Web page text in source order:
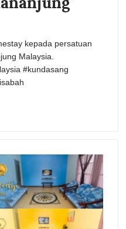
kepada persatuan
Malaysia.
#kundasang